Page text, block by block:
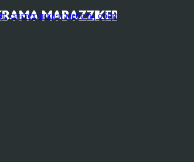
и мебель, обои